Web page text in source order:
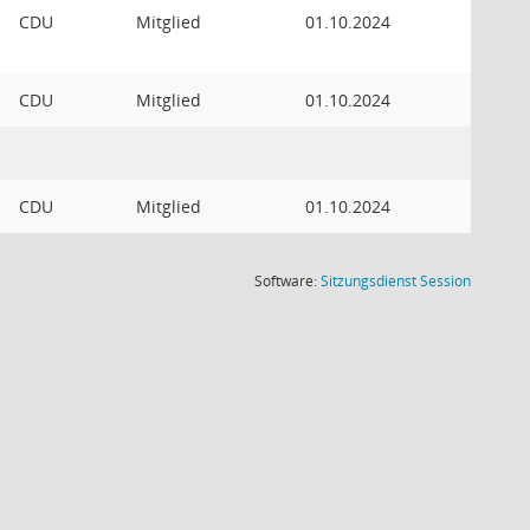
CDU Mitglied 01.10.2024
CDU Mitglied 01.10.2024
CDU Mitglied 01.10.2024
Software:SitzungsdienstSession(Wird in